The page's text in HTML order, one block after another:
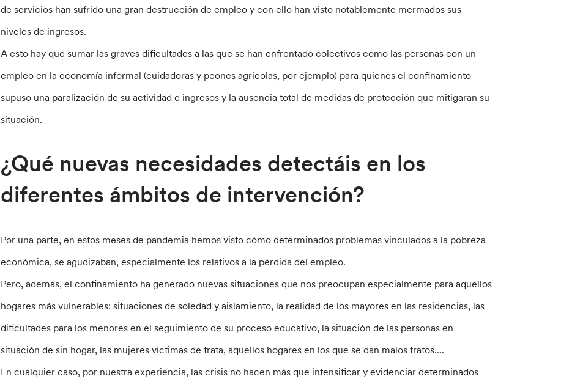
de servicios han sufrido una gran destrucción de empleo y con ello han visto notablemente mermados sus
niveles de ingresos.
A esto hay que sumar las graves dificultades a las que se han enfrentado colectivos como las personas con un
empleo en la economía informal (cuidadoras y peones agrícolas, por ejemplo) para quienes el confinamiento
supuso una paralización de su actividad e ingresos y la ausencia total de medidas de protección que mitigaran su
situación.
¿Qué nuevas necesidades detectáis en los
diferentes ámbitos de intervención?
Por una parte, en estos meses de pandemia hemos visto cómo determinados problemas vinculados a la pobreza
económica, se agudizaban, especialmente los relativos a la pérdida del empleo.
Pero, además, el confinamiento ha generado nuevas situaciones que nos preocupan especialmente para aquellos
hogares más vulnerables: situaciones de soledad y aislamiento, la realidad de los mayores en las residencias, las
dificultades para los menores en el seguimiento de su proceso educativo, la situación de las personas en
situación de sin hogar, las mujeres víctimas de trata, aquellos hogares en los que se dan malos tratos….
En cualquier caso, por nuestra experiencia, las crisis no hacen más que intensificar y evidenciar determinados